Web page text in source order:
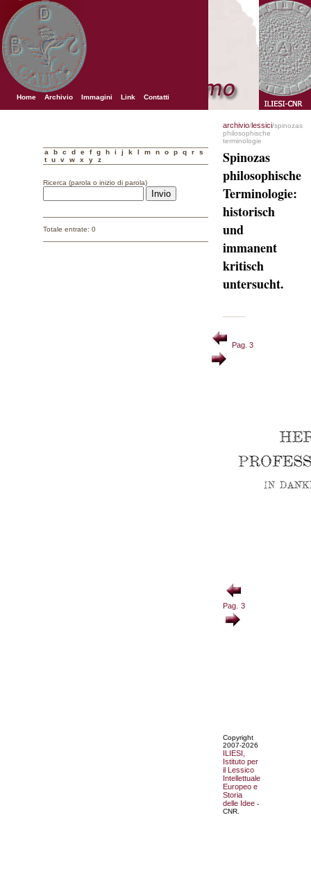
Home Archivio Immagini Link Contatti
a b c d e f g h i j k l m n o p q r
s
t
u v w x y z
Ricerca (parola o inizio di parola)
Totale entrate: 0
archivio/lessici/spinozas
philosophische
terminologie
Spinozas
philosophische
Terminologie:
historisch
und
immanent
kritisch
untersucht.
Pag. 3
Pag. 3
Copyright
2007-2026
ILIESI,
Istituto per
il Lessico
Intellettuale
Europeo e
Storia
delle Idee -
CNR.